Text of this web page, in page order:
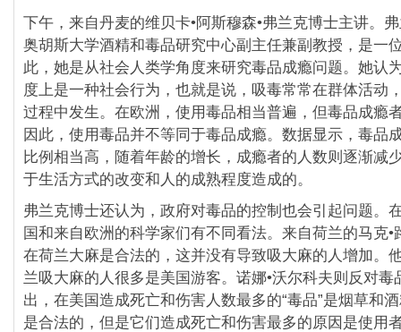
下午，来自丹麦的维贝卡•阿斯穆森•弗兰克博士主讲。
奥胡斯大学酒精和毒品研究中心副主任兼副教授，是一
此，她是从社会人类学角度来研究毒品成瘾问题。她认
度上是一种社会行为，也就是说，吸毒常常在群体活动
过程中发生。在欧洲，使用毒品相当普遍，但毒品成瘾
因此，使用毒品并不等同于毒品成瘾。数据显示，毒品
比例相当高，随着年龄的增长，成瘾者的人数则逐渐减
于生活方式的改变和人的成熟程度造成的。
弗兰克博士还认为，政府对毒品的控制也会引起问题。
国和来自欧洲的科学家们有不同看法。来自荷兰的马克•
在荷兰大麻是合法的，这并没有导致吸大麻的人增加。
兰吸大麻的人很多是美国游客。诺娜•沃尔科夫则反对毒
出，在美国造成死亡和伤害人数最多的“毒品”是烟草和
是合法的，但是它们造成死亡和伤害最多的原因是使用